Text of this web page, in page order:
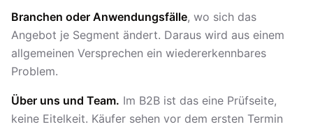
Branchen oder Anwendungsfälle, wo sich das
Angebot je Segment ändert. Daraus wird aus einem
allgemeinen Versprechen ein wiedererkennbares
Problem.
Über uns und Team. Im B2B ist das eine Prüfseite,
keine Eitelkeit. Käufer sehen vor dem ersten Termin